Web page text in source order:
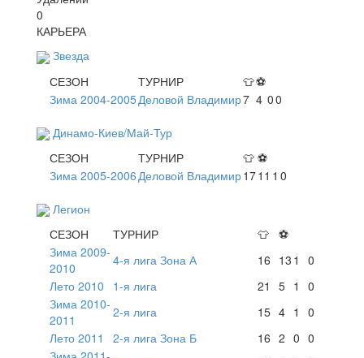
0
КАРЬЕРА
Звезда
СЕЗОН
ТУРНИР 👕⚽
Зима 2004-2005Деловой Владимир7 4 00
Динамо-Киев/Май-Тур
СЕЗОН
ТУРНИР 👕 ⚽
Зима 2005-2006 Деловой Владимир1711 1 0
Легион
СЕЗОН
ТУРНИР 👕 ⚽
Зима 2009-
2010
4-я лига Зона А 16 13 1
0
Лето 2010
1-я лига 21 5 1
0
Зима 2010-
2011
2-я лига 15 4 1
0
Лето 2011
2-я лига Зона Б 16 2 0 0